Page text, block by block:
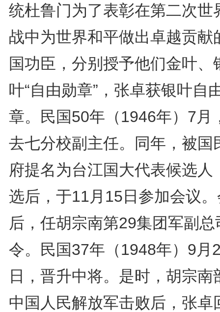
统杜鲁门为了表彰在第二次世
战中为世界和平做出卓越贡献
国功臣，分别授予他们金叶、
叶“自由勋章”，张卓获银叶自
章。民国50年（1946年）7月
去七分校副主任。同年，被国
府提名为台江国大代表候选人
选后，于11月15日参加会议
后，任胡宗南第29集团军副总
令。民国37年（1948年）9月
日，晋升中将。是时，胡宗南
中国人民解放军击败后，张卓